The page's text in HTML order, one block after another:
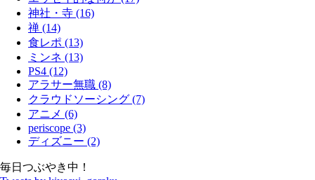
神社・寺 (16)
禅 (14)
食レポ (13)
ミンネ (13)
PS4 (12)
アラサー無職 (8)
クラウドソーシング (7)
アニメ (6)
periscope (3)
ディズニー (2)
毎日つぶやき中！